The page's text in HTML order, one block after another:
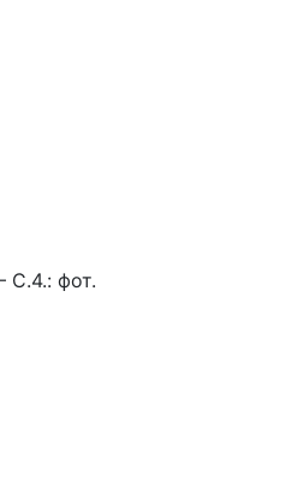
С.4.: фот.